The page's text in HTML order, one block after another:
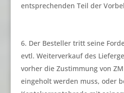
entsprechenden Teil der
Der Besteller tritt seine
evtl. Weiterverkauf des
vorher die Zustimmung von
eingeholt werden muss, oder